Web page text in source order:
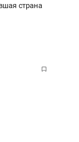
страна